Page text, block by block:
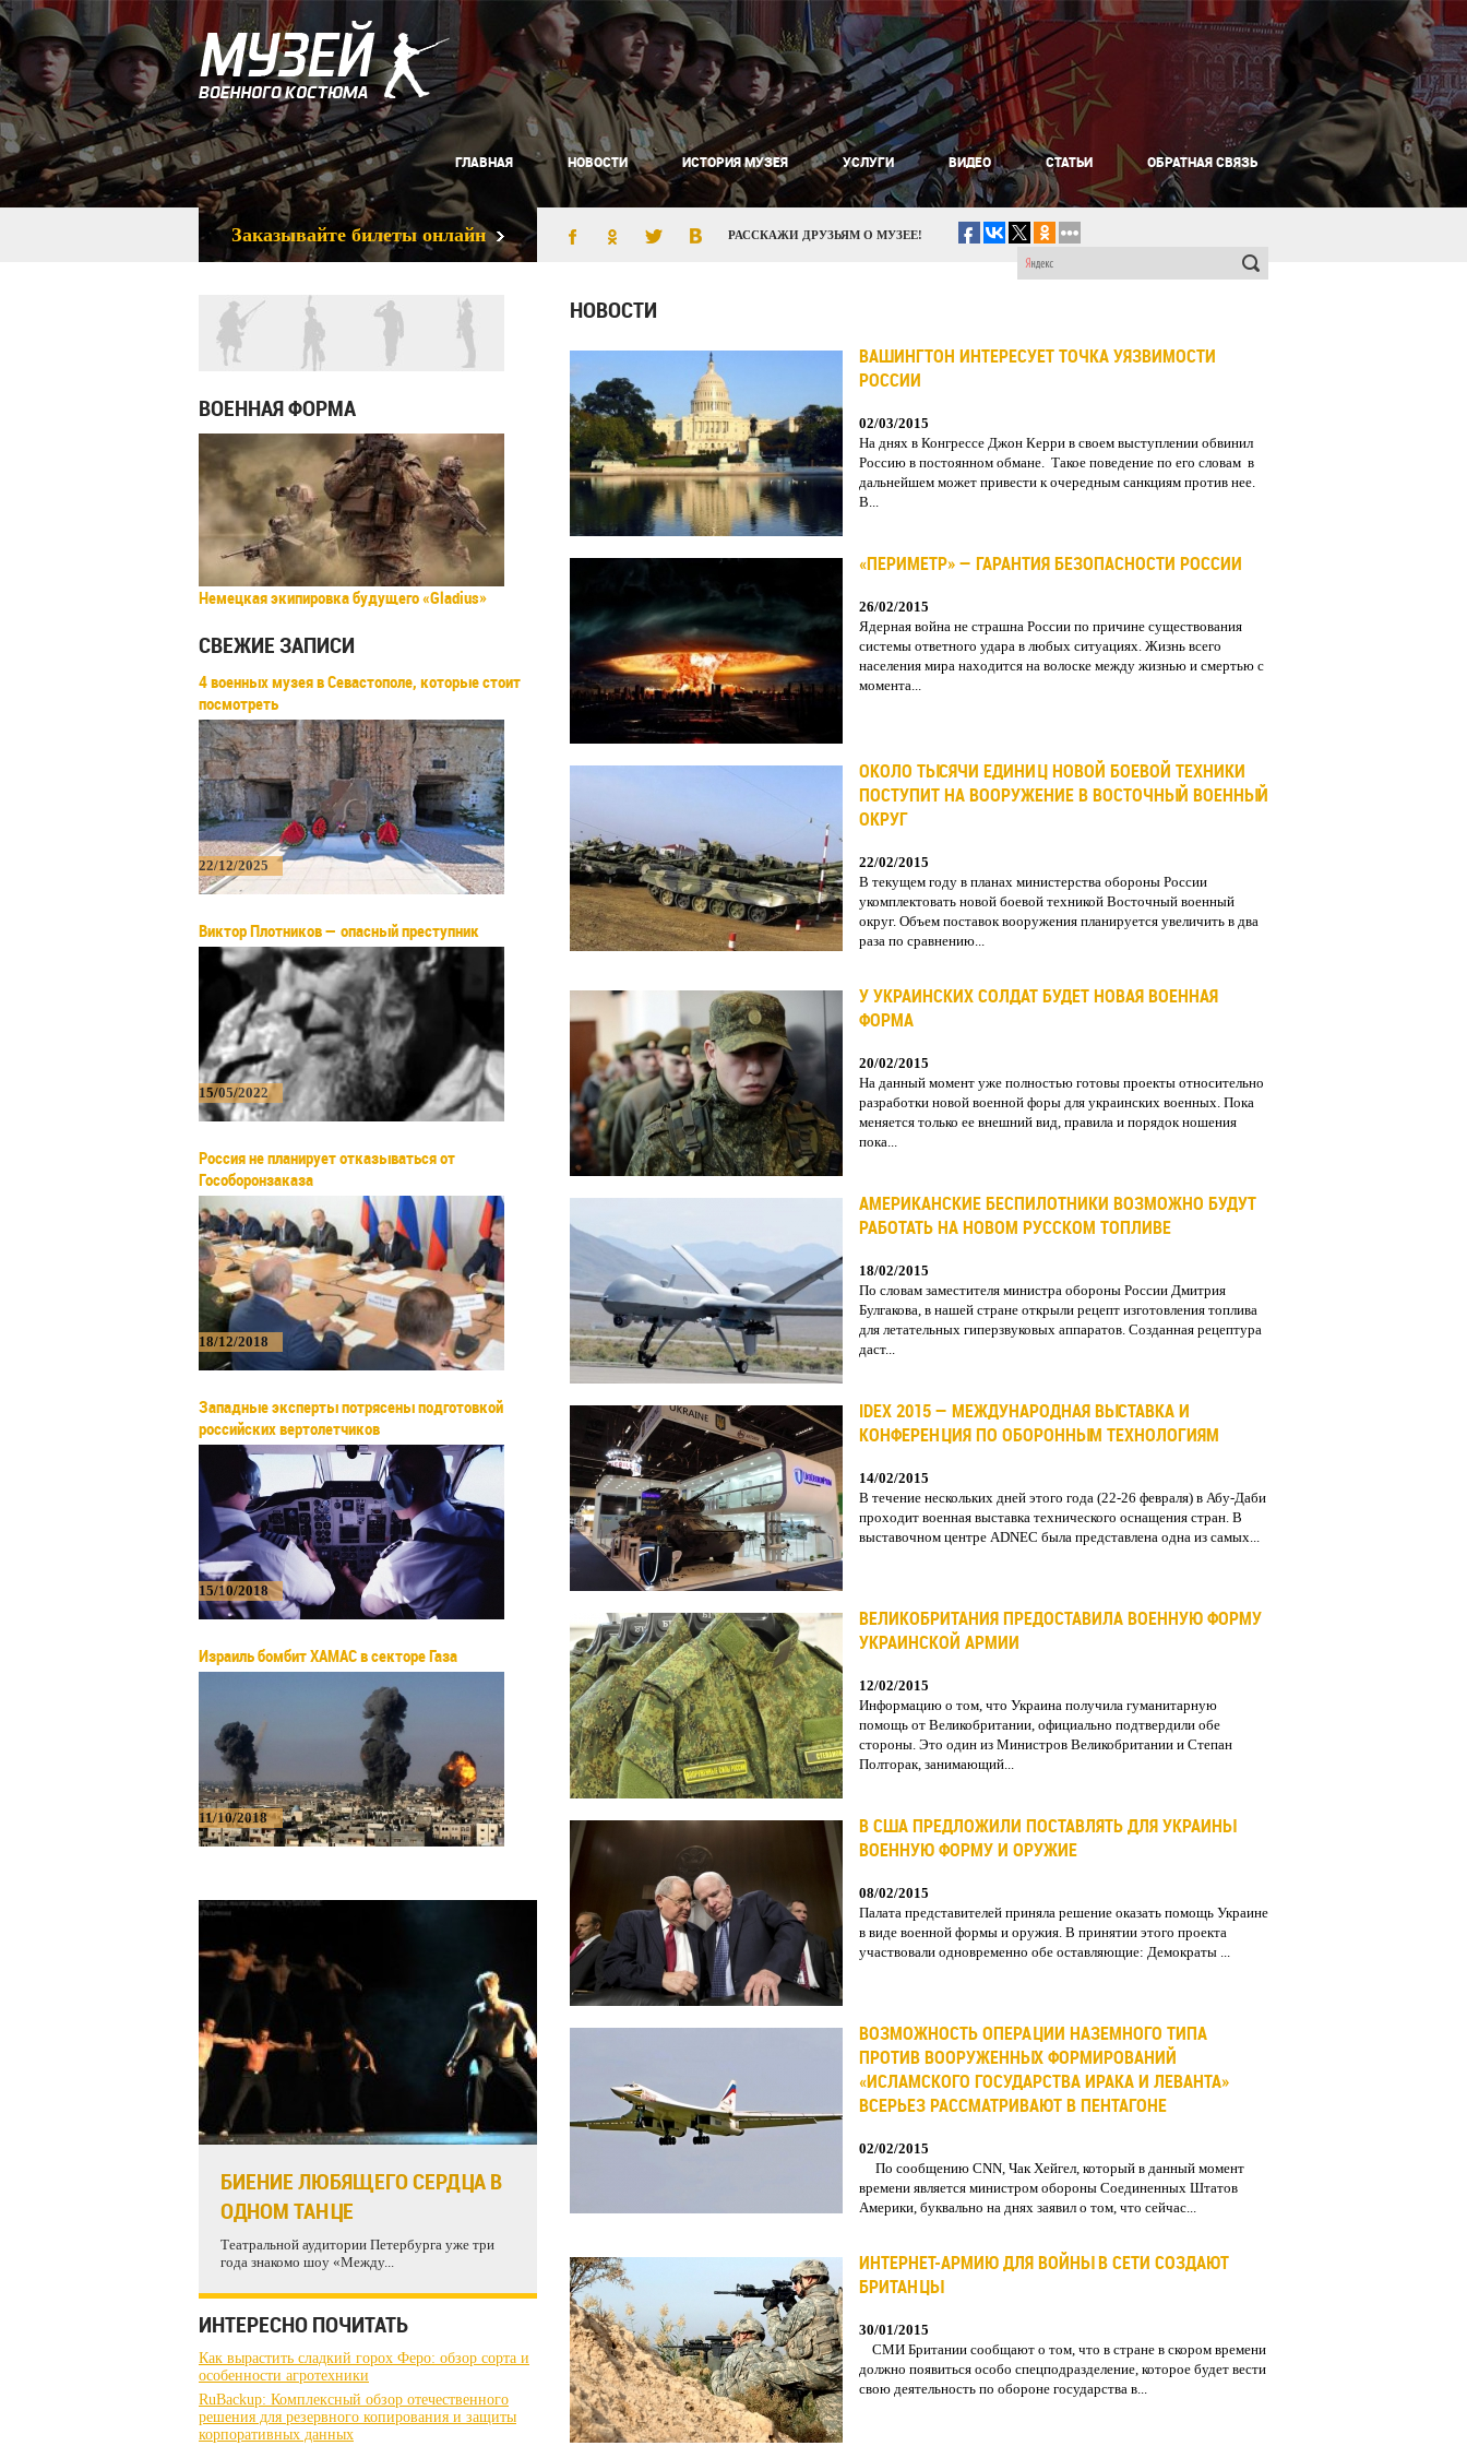
ГЛАВНАЯ НОВОСТИ ИСТОРИЯ МУЗЕЯ УСЛУГИ ВИДЕО СТАТЬИ ОБРАТНАЯ СВЯЗЬ
Заказывайте билеты онлайн РАССКАЖИ ДРУЗЬЯМ О МУЗЕЕ!
ВОЕННАЯ ФОРМА
Немецкая экипировка будущего «Gladius»
СВЕЖИЕ ЗАПИСИ
4 военных музея в Севастополе, которые стоит
посмотреть
22/12/2025
Виктор Плотников — опасный преступник
15/05/2022
Россия не планирует отказываться от
Гособоронзаказа
18/12/2018
Западные эксперты потрясены подготовкой
российских вертолетчиков
15/10/2018
Израиль бомбит ХАМАС в секторе Газа
11/10/2018
БИЕНИЕ ЛЮБЯЩЕГО СЕРДЦА В
ОДНОМ ТАНЦЕ
Театральной аудитории Петербурга уже три
года знакомо шоу «Между...
ИНТЕРЕСНО ПОЧИТАТЬ
Как вырастить сладкий горох Феро: обзор сорта и
особенности агротехники
RuBackup: Комплексный обзор отечественного
решения для резервного копирования и защиты
корпоративных данных
НОВОСТИ
ВАШИНГТОН ИНТЕРЕСУЕТ ТОЧКА УЯЗВИМОСТИ
РОССИИ
02/03/2015
На днях в Конгрессе Джон Керри в своем выступлении обвинил
Россию в постоянном обмане. Такое поведение по его словам в
дальнейшем может привести к очередным санкциям против нее.
В...
«ПЕРИМЕТР» — ГАРАНТИЯ БЕЗОПАСНОСТИ РОССИИ
26/02/2015
Ядерная война не страшна России по причине существования
системы ответного удара в любых ситуациях. Жизнь всего
населения мира находится на волоске между жизнью и смертью с
момента...
ОКОЛО ТЫСЯЧИ ЕДИНИЦ НОВОЙ БОЕВОЙ ТЕХНИКИ
ПОСТУПИТ НА ВООРУЖЕНИЕ В ВОСТОЧНЫЙ ВОЕННЫЙ
ОКРУГ
22/02/2015
В текущем году в планах министерства обороны России
укомплектовать новой боевой техникой Восточный военный
округ. Объем поставок вооружения планируется увеличить в два
раза по сравнению...
У УКРАИНСКИХ СОЛДАТ БУДЕТ НОВАЯ ВОЕННАЯ
ФОРМА
20/02/2015
На данный момент уже полностью готовы проекты относительно
разработки новой военной форы для украинских военных. Пока
меняется только ее внешний вид, правила и порядок ношения
пока...
АМЕРИКАНСКИЕ БЕСПИЛОТНИКИ ВОЗМОЖНО БУДУТ
РАБОТАТЬ НА НОВОМ РУССКОМ ТОПЛИВЕ
18/02/2015
По словам заместителя министра обороны России Дмитрия
Булгакова, в нашей стране открыли рецепт изготовления топлива
для летательных гипеpзвуковых аппаратов. Созданная рецептура
даст...
IDEX 2015 — МЕЖДУНАРОДНАЯ ВЫСТАВКА И
КОНФЕРЕНЦИЯ ПО ОБОРОННЫМ ТЕХНОЛОГИЯМ
14/02/2015
В течение нескольких дней этого года (22-26 февраля) в Абу-Даби
проходит военная выставка технического оснащения стран. В
выставочном центре ADNEC была представлена одна из самых...
ВЕЛИКОБРИТАНИЯ ПРЕДОСТАВИЛА ВОЕННУЮ ФОРМУ
УКРАИНСКОЙ АРМИИ
12/02/2015
Информацию о том, что Украина получила гуманитарную
помощь от Великобритании, официально подтвердили обе
стороны. Это один из Министров Великобритании и Степан
Полторак, занимающий...
В США ПРЕДЛОЖИЛИ ПОСТАВЛЯТЬ ДЛЯ УКРАИНЫ
ВОЕННУЮ ФОРМУ И ОРУЖИЕ
08/02/2015
Палата представителей приняла решение оказать помощь Украине
в виде военной формы и оружия. В принятии этого проекта
участвовали одновременно обе оставляющие: Демократы ...
ВОЗМОЖНОСТЬ ОПЕРАЦИИ НАЗЕМНОГО ТИПА
ПРОТИВ ВООРУЖЕННЫХ ФОРМИРОВАНИЙ
«ИСЛАМСКОГО ГОСУДАРСТВА ИРАКА И ЛЕВАНТА»
ВСЕРЬЕЗ РАССМАТРИВАЮТ В ПЕНТАГОНЕ
02/02/2015
По сообщению CNN, Чак Хейгел, который в данный момент
времени является министром обороны Соединенных Штатов
Америки, буквально на днях заявил о том, что сейчас...
ИНТЕРНЕТ-АРМИЮ ДЛЯ ВОЙНЫ В СЕТИ СОЗДАЮТ
БРИТАНЦЫ
30/01/2015
СМИ Британии сообщают о том, что в стране в скором времени
должно появиться особо спецподразделение, которое будет вести
свою деятельность по обороне государства в...